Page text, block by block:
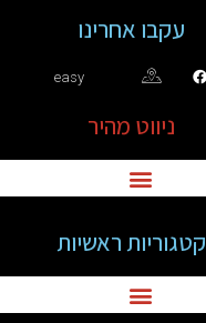
עקבו אחרינו
easy
ניווט מהיר
קטגוריות ראשיות